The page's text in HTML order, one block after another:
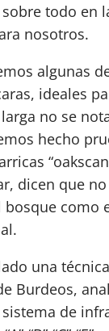
todo en
nosotros.
algunas
ideales
no se
hecho
dicen que no
como
una
Burdeos,
de